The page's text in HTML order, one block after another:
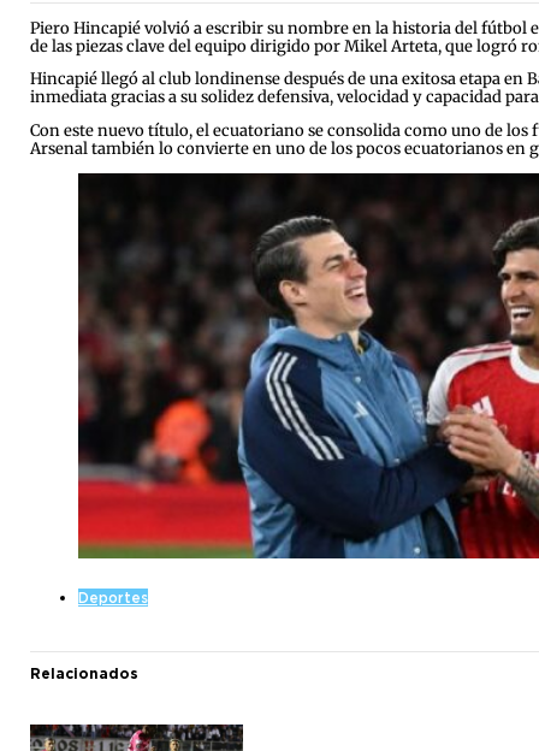
Piero Hincapié volvió a escribir su nombre en la historia del fútbol
de las piezas clave del equipo dirigido por Mikel Arteta, que logró
Hincapié llegó al club londinense después de una exitosa etapa
inmediata gracias a su solidez defensiva, velocidad y capacidad
Con este nuevo título, el ecuatoriano se consolida como uno de
Arsenal también lo convierte en uno de los pocos ecuatorianos
Deportes
Relacionados